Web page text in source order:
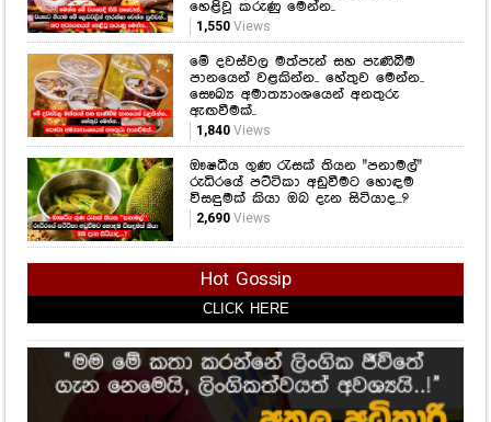
හෙළිවූ කරුණු මෙන්න..
1,550Views
මේ දවස්වල මත්පැන් සහ පැණිබීම
පානයෙන් වළකින්න.. හේතුව මෙන්න..
සෞඛ්‍ය අමාත්‍යාංශයෙන් අනතුරු
ඇඟවීමක්..
1,840Views
ඖෂධීය ගුණ රැසක් තියන "පනාමල්"
රුධිරයේ පට්ටිකා අඩුවීමට හොඳම
විසඳුමක් කියා ඔබ දැන සිටියාද...?
2,690Views
Hot Gossip
CLICK HERE